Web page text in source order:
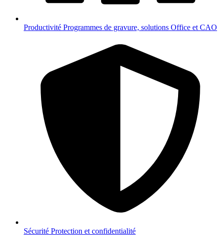
Productivité Programmes de gravure, solutions Office et CAO
Sécurité Protection et confidentialité